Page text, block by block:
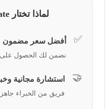
لماذا تختار Tycoon Estate؟
✅ أفضل سعر مضمون
نضمن لك الحصول
🤝 استشارة مجانية
فريق من الخبراء